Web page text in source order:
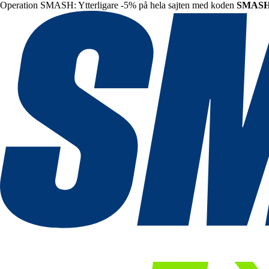
Operation SMASH: Ytterligare -5% på hela sajten med koden